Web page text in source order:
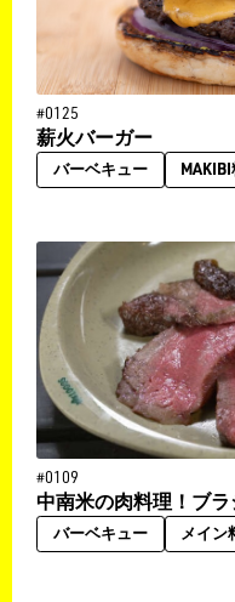
#0125
薪火バーガー
バーベキュー
#0109
中南米の肉料理！ブ
バーベキュー メイン